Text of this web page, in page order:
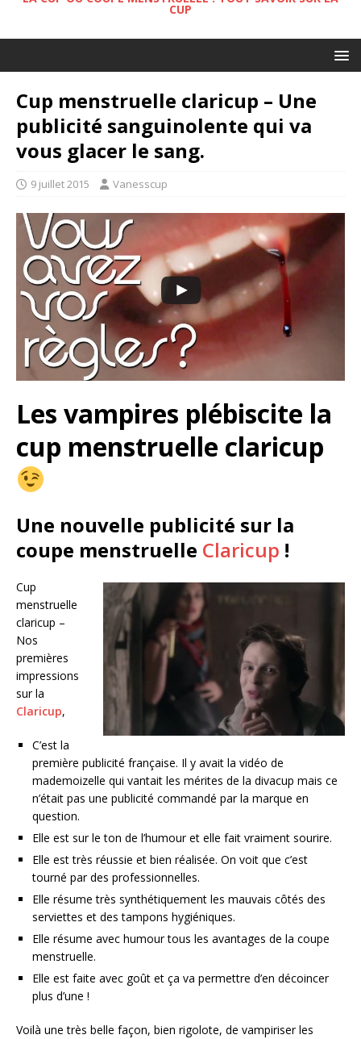
CUP
Cup menstruelle claricup – Une
publicité sanguinolente qui va
vous glacer le sang.
9 juillet 2015 Vanesscup
Les vampires plébiscite la
cup menstruelle claricup
Une nouvelle publicité sur la
coupe menstruelle Claricup !
Cup
menstruelle
claricup –
Nos
premières
impressions
sur la
Claricup,
C’est la
première publicité française. Il y avait la vidéo de
mademoizelle qui vantait les mérites de la divacup mais ce
n’était pas une publicité commandé par la marque en
question.
Elle est sur le ton de l’humour et elle fait vraiment sourire.
Elle est très réussie et bien réalisée. On voit que c’est
tourné par des professionnelles.
Elle résume très synthétiquement les mauvais côtés des
serviettes et des tampons hygiéniques.
Elle résume avec humour tous les avantages de la coupe
menstruelle.
Elle est faite avec goût et ça va permettre d’en décoincer
plus d’une !
Voilà une très belle façon, bien rigolote, de vampiriser les